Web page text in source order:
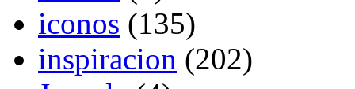
iconos (135)
inspiracion (202)